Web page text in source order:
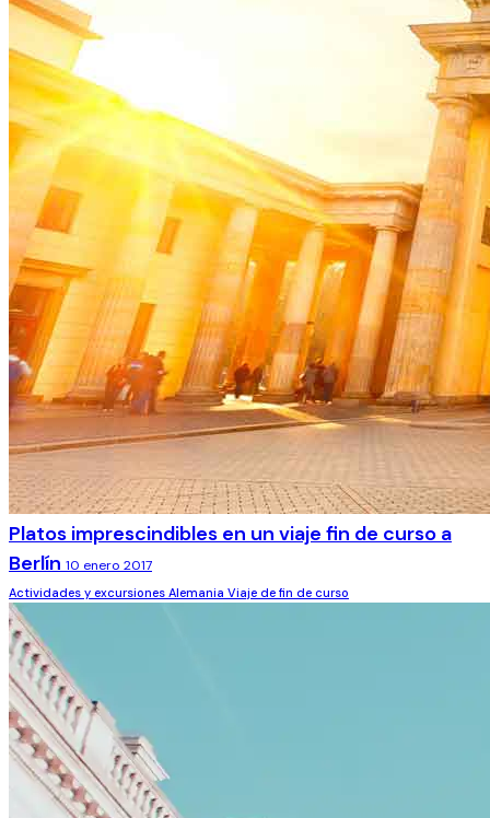
Platos imprescindibles en un viaje fin de curso a
Berlín 10 enero 2017
Actividades y excursiones Alemania Viaje de fin de curso